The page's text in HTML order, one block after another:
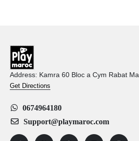
Address: Kamra 60 Bloc a Cym Rabat Ma
Get Directions
0674964180
Support@playmaroc.com